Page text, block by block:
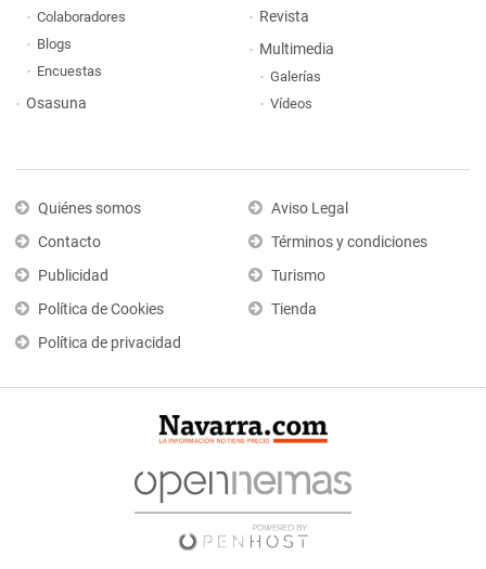
Colaboradores
Blogs
Encuestas
Osasuna
Revista
Multimedia
Galerías
Vídeos
Quiénes somos
Contacto
Publicidad
Política de Cookies
Política de privacidad
Aviso Legal
Términos y condiciones
Turismo
Tienda